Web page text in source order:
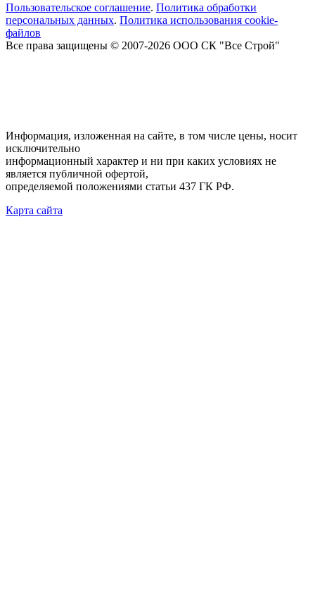
Пользовательское соглашение. Политика обработки
персональных данных. Политика использования cookie-
файлов
Все права защищены © 2007-2026 ООО СК "Все Строй"
Информация, изложенная на сайте, в том числе цены, носит
исключительно
информационный характер и ни при каких условиях не
является публичной офертой,
определяемой положениями статьи 437 ГК РФ.
Карта сайта